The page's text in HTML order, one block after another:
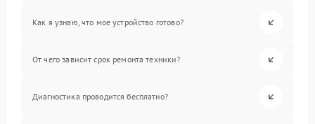
Как я узнаю, что мое устройство готово?
От чего зависит срок ремонта техники?
Диагностика проводится бесплатно?